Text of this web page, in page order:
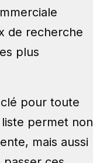
de recherche
plus
pour toute
permet non
mais aussi